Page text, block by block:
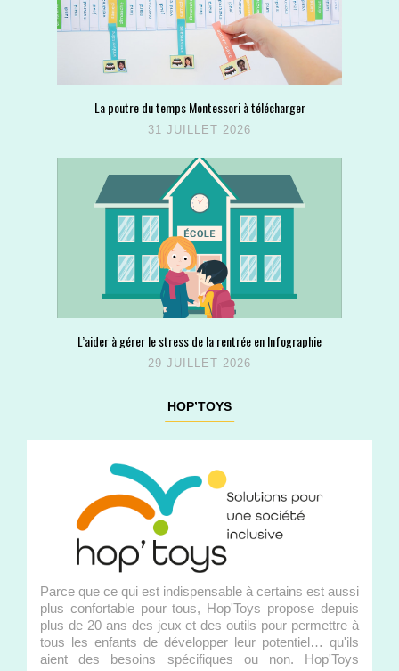
La poutre du temps Montessori à télécharger
31 JUILLET 2026
L’aider à gérer le stress de la rentrée en Infographie
29 JUILLET 2026
HOP’TOYS
Parce que ce qui est indispensable à certains est aussi
plus confortable pour tous, Hop'Toys propose depuis
plus de 20 ans des jeux et des outils pour permettre à
tous les enfants de développer leur potentiel… qu'ils
aient des besoins spécifiques ou non. Hop'Toys